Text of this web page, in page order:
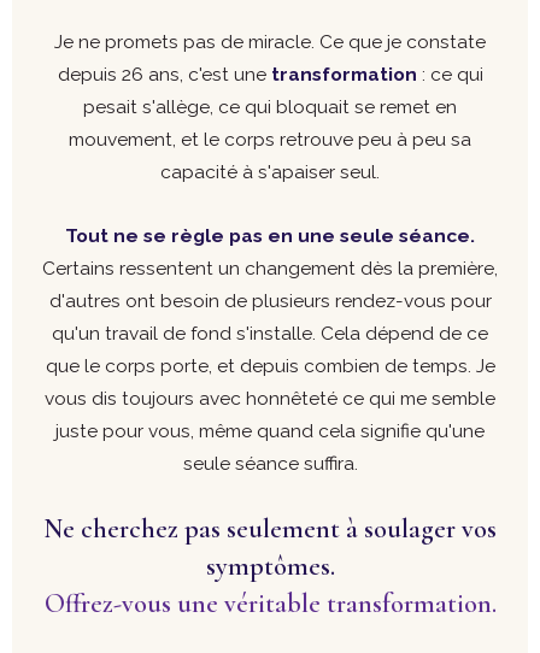
Je ne promets pas de miracle. Ce que je constate
depuis 26 ans, c'est une transformation : ce qui
pesait s'allège, ce qui bloquait se remet en
mouvement, et le corps retrouve peu à peu sa
capacité à s'apaiser seul.
Tout ne se règle pas en une seule séance.
Certains ressentent un changement dès la première,
d'autres ont besoin de plusieurs rendez-vous pour
qu'un travail de fond s'installe. Cela dépend de ce
que le corps porte, et depuis combien de temps. Je
vous dis toujours avec honnêteté ce qui me semble
juste pour vous, même quand cela signifie qu'une
seule séance suffira.
Ne cherchez pas seulement à soulager vos
symptômes.
Offrez-vous une véritable transformation.